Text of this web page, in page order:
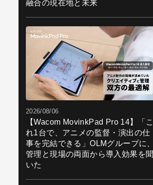
融合の現在地と未来
2026/08/06
【Wacom MovinkPad Pro 14】「こ
れ1台で、アニメの監督・演出の仕
事を完結できる」OLMグループに、
管理と現場の両面から導入効果を聞
いた